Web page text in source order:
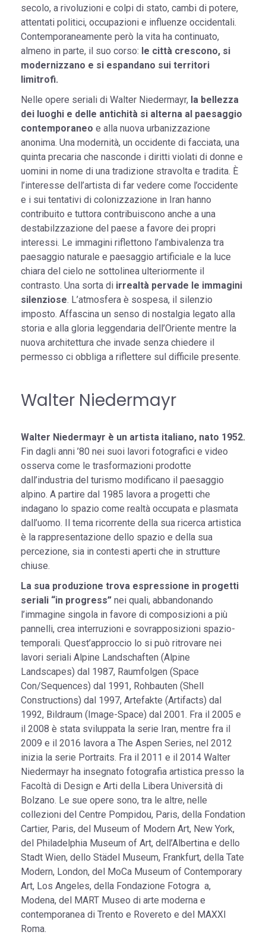
secolo, a rivoluzioni e colpi di stato, cambi di potere,
attentati politici, occupazioni e influenze occidentali.
Contemporaneamente però la vita ha continuato,
almeno in parte, il suo corso: le città crescono, si
modernizzano e si espandano sui territori
limitrofi.
Nelle opere seriali di Walter Niedermayr, la bellezza
dei luoghi e delle antichità si alterna al paesaggio
contemporaneo e alla nuova urbanizzazione
anonima. Una modernità, un occidente di facciata, una
quinta precaria che nasconde i diritti violati di donne e
uomini in nome di una tradizione stravolta e tradita. È
l’interesse dell’artista di far vedere come l’occidente
e i sui tentativi di colonizzazione in Iran hanno
contribuito e tuttora contribuiscono anche a una
destabilzzazione del paese a favore dei propri
interessi. Le immagini riflettono l’ambivalenza tra
paesaggio naturale e paesaggio artificiale e la luce
chiara del cielo ne sottolinea ulteriormente il
contrasto. Una sorta di irrealtà pervade le immagini
silenziose. L’atmosfera è sospesa, il silenzio
imposto. Affascina un senso di nostalgia legato alla
storia e alla gloria leggendaria dell’Oriente mentre la
nuova architettura che invade senza chiedere il
permesso ci obbliga a riflettere sul difficile presente.
Walter Niedermayr
Walter Niedermayr è un artista italiano, nato 1952.
Fin dagli anni ’80 nei suoi lavori fotografici e video
osserva come le trasformazioni prodotte
dall’industria del turismo modificano il paesaggio
alpino. A partire dal 1985 lavora a progetti che
indagano lo spazio come realtà occupata e plasmata
dall’uomo. Il tema ricorrente della sua ricerca artistica
è la rappresentazione dello spazio e della sua
percezione, sia in contesti aperti che in strutture
chiuse.
La sua produzione trova espressione in progetti
seriali “in progress” nei quali, abbandonando
l’immagine singola in favore di composizioni a più
pannelli, crea interruzioni e sovrapposizioni spazio-
temporali. Quest’approccio lo si può ritrovare nei
lavori seriali Alpine Landschaften (Alpine
Landscapes) dal 1987, Raumfolgen (Space
Con/Sequences) dal 1991, Rohbauten (Shell
Constructions) dal 1997, Artefakte (Artifacts) dal
1992, Bildraum (Image-Space) dal 2001. Fra il 2005 e
il 2008 è stata sviluppata la serie Iran, mentre fra il
2009 e il 2016 lavora a The Aspen Series, nel 2012
inizia la serie Portraits. Fra il 2011 e il 2014 Walter
Niedermayr ha insegnato fotografia artistica presso la
Facoltà di Design e Arti della Libera Università di
Bolzano. Le sue opere sono, tra le altre, nelle
collezioni del Centre Pompidou, Paris, della Fondation
Cartier, Paris, del Museum of Modern Art, New York,
del Philadelphia Museum of Art, dell’Albertina e dello
Stadt Wien, dello Städel Museum, Frankfurt, della Tate
Modern, London, del MoCa Museum of Contemporary
Art, Los Angeles, della Fondazione Fotogra a,
Modena, del MART Museo di arte moderna e
contemporanea di Trento e Rovereto e del MAXXI
Roma.